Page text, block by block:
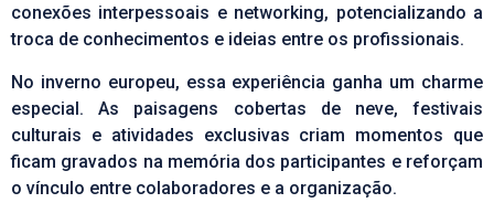
conexões interpessoais e networking, potencializando a
troca de conhecimentos e ideias entre os profissionais.​
No inverno europeu, essa experiência ganha um charme
especial. As paisagens cobertas de neve, festivais
culturais e atividades exclusivas criam momentos que
ficam gravados na memória dos participantes e reforçam
o vínculo entre colaboradores e a organização.